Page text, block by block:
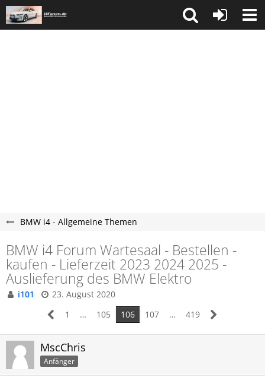
BMW i4 - Allgemeine Themen
BMW i4 Forum Wartesaal - Bestellen -
kaufen - Lieferzeit 2023 2024 2025 -
Auslieferung des BMW Elektro
i101
23. August 2020
1
… 105 106 107 … 419
MscChris
Anfänger